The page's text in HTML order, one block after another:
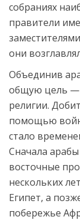
собраниях
правители
они
Объединив
общую цель —
религии.
помощью
стало
Сначала
восточные
нескольких
Египет, а
побережье